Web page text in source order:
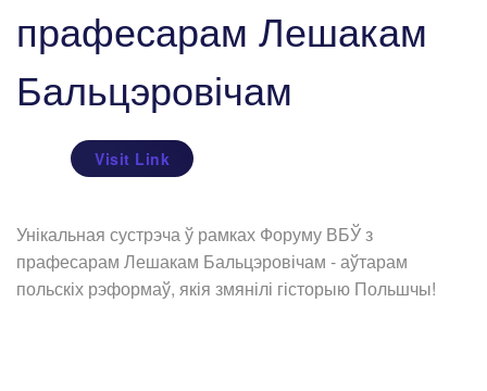
прафесарам Лешакам
Бальцэровічам
Visit Link
Унікальная сустрэча ў рамках Форуму ВБЎ з
прафесарам Лешакам Бальцэровічам - аўтарам
польскіх рэформаў, якія змянілі гісторыю Польшчы!